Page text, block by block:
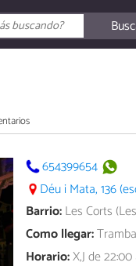
654399654
Déu i Mata, 136
Barrio:Les Corts
Como llegar:
Horario:X,J de